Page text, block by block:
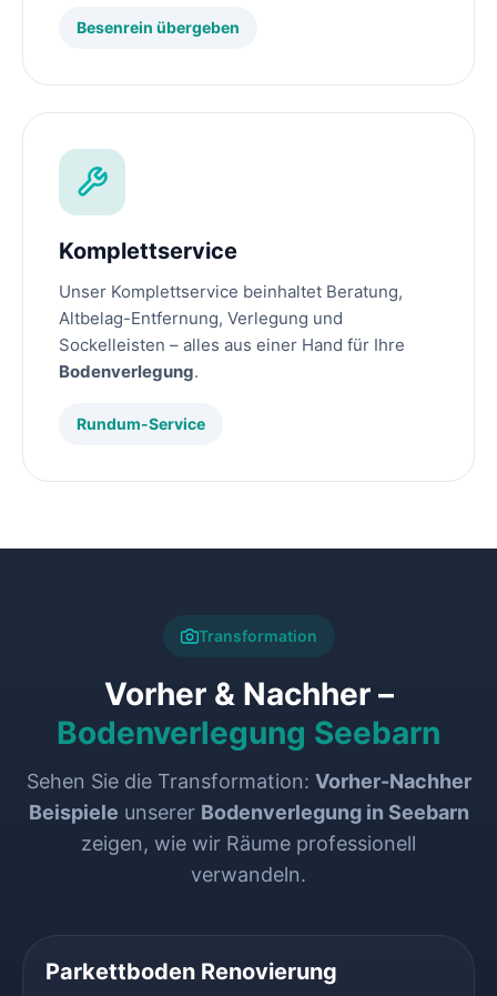
Besenrein übergeben
Komplettservice
Unser Komplettservice beinhaltet Beratung,
Altbelag-Entfernung, Verlegung und
Sockelleisten – alles aus einer Hand für Ihre
Bodenverlegung.
Rundum-Service
Transformation
Vorher & Nachher –
Bodenverlegung Seebarn
Sehen Sie die Transformation: Vorher-Nachher
Beispiele unserer Bodenverlegung in Seebarn
zeigen, wie wir Räume professionell
verwandeln.
Parkettboden Renovierung